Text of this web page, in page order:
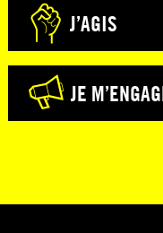
J’AGIS
JE